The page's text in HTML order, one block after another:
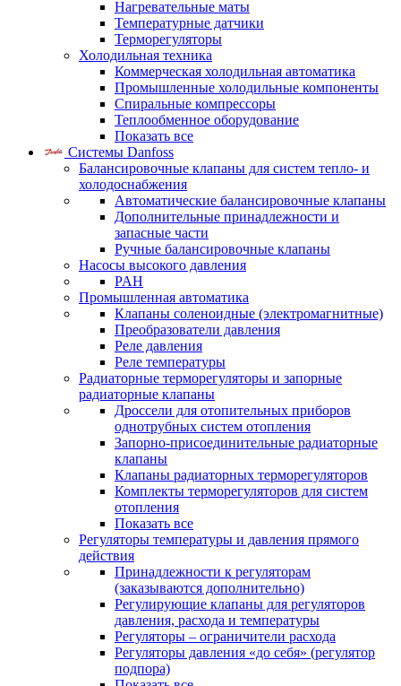
Нагревательные маты
Температурные датчики
Терморегуляторы
Холодильная техника
Коммерческая холодильная автоматика
Промышленные холодильные компоненты
Спиральные компрессоры
Теплообменное оборудование
Показать все
Системы Danfoss
Балансировочные клапаны для систем тепло- и
холодоснабжения
Автоматические балансировочные клапаны
Дополнительные принадлежности и
запасные части
Ручные балансировочные клапаны
Насосы высокого давления
PAH
Промышленная автоматика
Клапаны соленоидные (электромагнитные)
Преобразователи давления
Реле давления
Реле температуры
Радиаторные терморегуляторы и запорные
радиаторные клапаны
Дроссели для отопительных приборов
однотрубных систем отопления
Запорно-присоединительные радиаторные
клапаны
Клапаны радиаторных терморегуляторов
Комплекты терморегуляторов для систем
отопления
Показать все
Регуляторы температуры и давления прямого
действия
Принадлежности к регуляторам
(заказываются дополнительно)
Регулирующие клапаны для регуляторов
давления, расхода и температуры
Регуляторы – ограничители расхода
Регуляторы давления «до себя» (регулятор
подпора)